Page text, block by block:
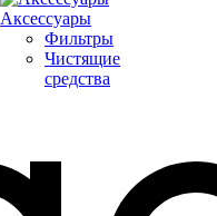
Аксессуары
Фильтры
Чистящие
средства